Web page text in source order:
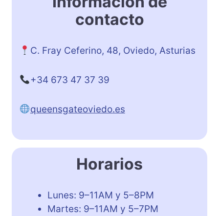
contacto
C. Fray Ceferino, 48, Oviedo, Asturias
+34 673 47 37 39
queensgateoviedo.es
Horarios
Lunes: 9–11AM y 5–8PM
Martes: 9–11AM y 5–7PM